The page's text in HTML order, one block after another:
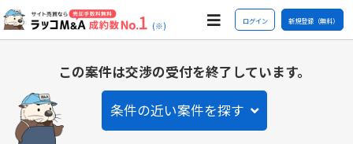
(※) ログイン 新規登録（無料）
この案件は交渉の受付を終了しています。
条件の近い案件を探す